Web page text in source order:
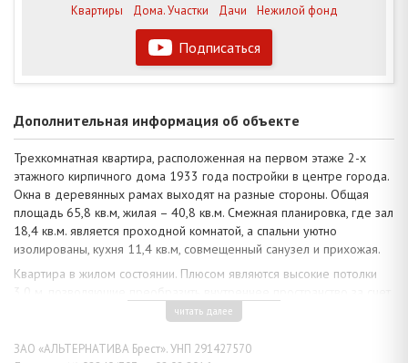
Подписаться
Квартиры
Дома. Участки Дачи Нежилой фонд
Дополнительная информация об объекте
Трехкомнатная квартира, расположенная на первом этаже 2-х
этажного кирпичного дома 1933 года постройки в центре города.
Окна в деревянных рамах выходят на разные стороны. Общая
площадь 65,8 кв.м, жилая – 40,8 кв.м. Смежная планировка, где зал
18,4 кв.м. является проходной комнатой, а спальни уютно
изолированы, кухня 11,4 кв.м, совмещенный санузел и прихожая.
Квартира в жилом состоянии. Плюсом являются высокие потолки
возведения антресольного уровня и интересного оформления
активных и деловых людей с целью реализации коммерческого
читать далее
ЗАО «АЛЬТЕРНАТИВА Брест». УНП 291427570